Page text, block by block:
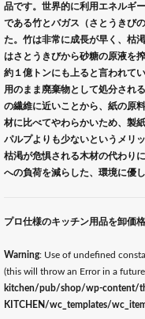
品です。世界的に利用エネルギ
である竹とバガス（さとうきび
た。竹は非常に成長が早く、枯
はさとうきびから砂糖の原液を
約１億トンにも上ると言われて
用のまま廃棄物として処分され
の繊維に近いことから、紙の原
材に比べてやわらかいため、製
パルプよりも少ないというメリ
枯渇が危惧される木材の代わり
への負荷を減らした、環境に優
プロ仕様のキッチン用品を卸価
Warning: Use of undefined
(this will throw an Error in a
kitchen/pub/shop/wp-content/
KITCHEN/wc_templates/